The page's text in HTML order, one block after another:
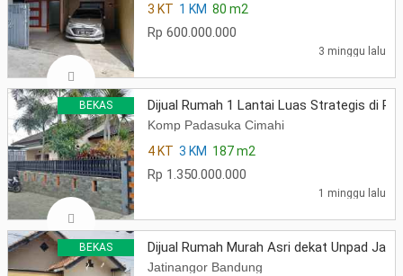
3 KT 1 KM 80 m2
Rp 600.000.000
3 minggu lalu
BEKAS Dijual Rumah 1 Lantai Luas Strategis di
Komp Padasuka Cimahi
4 KT 3 KM 187 m2
Rp 1.350.000.000
1 minggu lalu
BEKAS Dijual Rumah Murah Asri dekat Unpad
Jatinangor Bandung